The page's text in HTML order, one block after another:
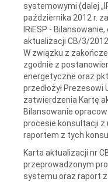
systemowymi (dalej
października 2012 r.
IRiESP -
aktualizacji CB/3/2012.
W związku z
zgodnie z
energetyczne oraz pkt
przedłożył Prezesowi
zatwierdzenia Kartę
Bilansowanie
procesie konsultacji
raportem z tych
Karta aktualizacji nr
przeprowadzonym
systemu oraz raport